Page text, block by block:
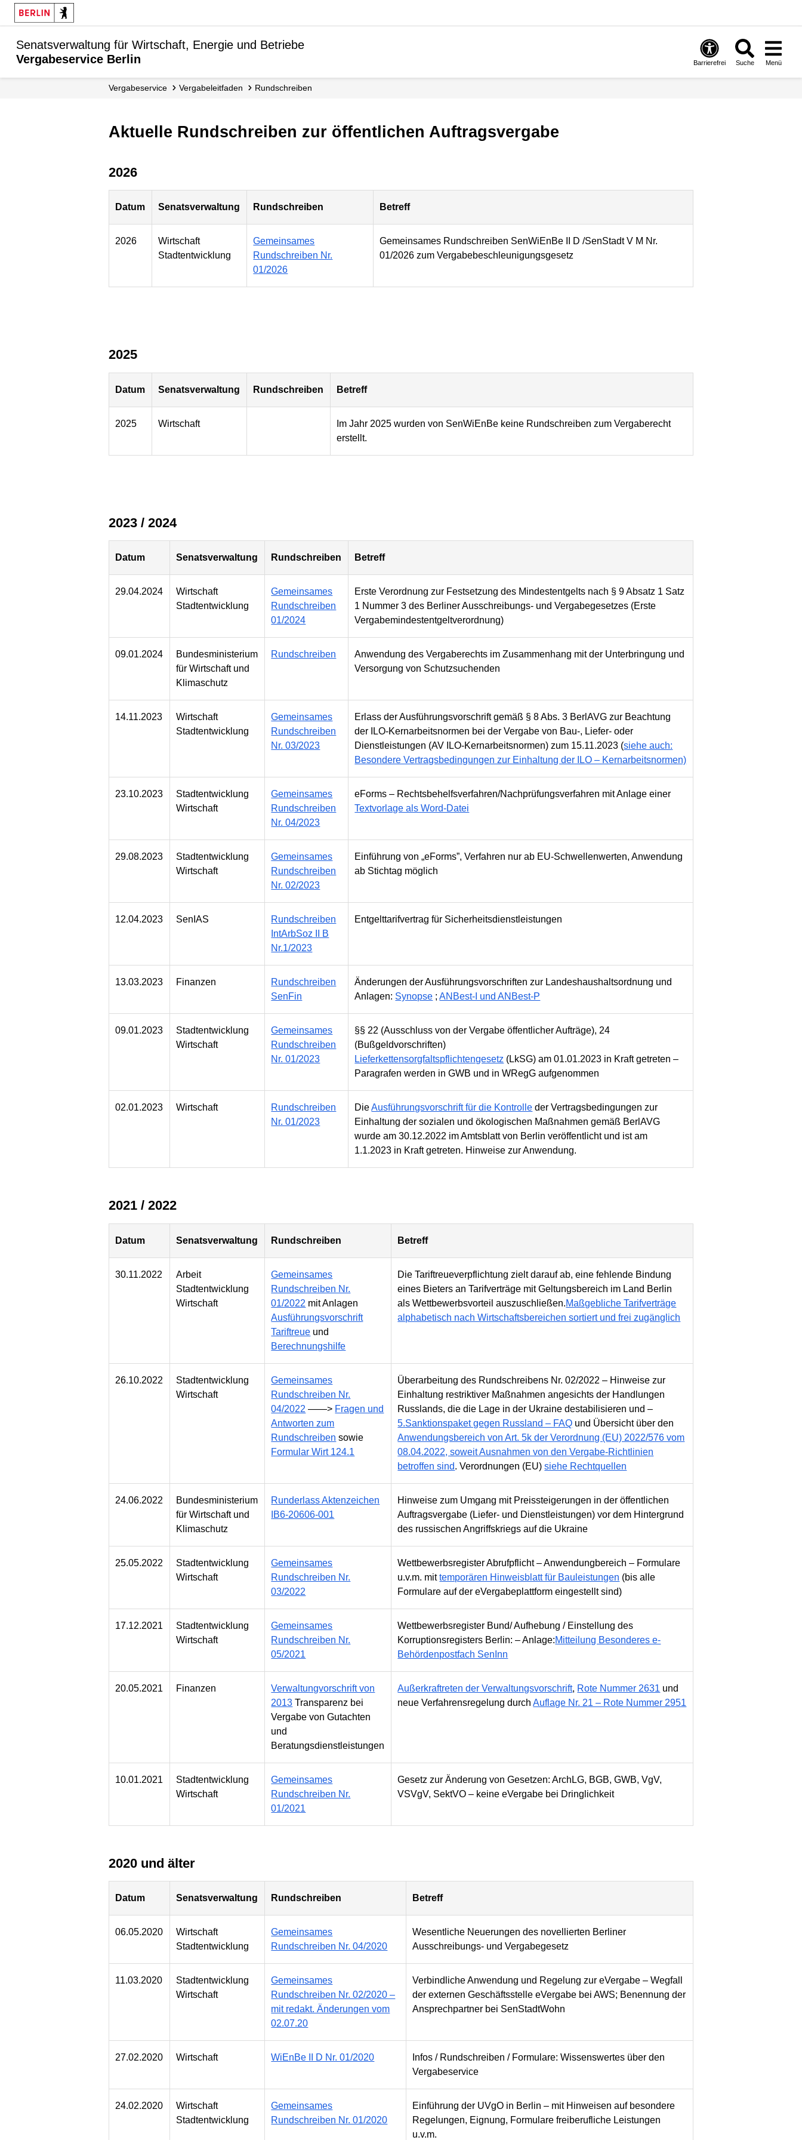
Senatsverwaltung für Wirtschaft, Energie und Betriebe
Vergabeservice Berlin
Barrierefrei Suche Menü
Vergabeservice Vergabe­leitfaden Rundschreiben
Aktuelle Rundschreiben zur öffentlichen Auftragsvergabe
2026
Datum Senatsverwaltung Rundschreiben Betreff
2026
Wirtschaft
Stadtentwicklung
Gemeinsames
Rundschreiben Nr.
01/2026
Gemeinsames Rundschreiben SenWiEnBe II D /SenStadt V M Nr.
01/2026 zum Vergabebeschleunigungsgesetz
2025
Datum Senatsverwaltung Rundschreiben Betreff
2025 Wirtschaft
Im Jahr 2025 wurden von SenWiEnBe keine Rundschreiben zum Vergaberecht
erstellt.
2023 / 2024
Datum Senatsverwaltung Rundschreiben Betreff
29.04.2024
Wirtschaft
Stadtentwicklung
Gemeinsames
Rundschreiben
01/2024
Erste Verordnung zur Festsetzung des Mindestentgelts nach § 9 Absatz 1 Satz
1 Nummer 3 des Berliner Ausschreibungs- und Vergabegesetzes (Erste
Vergabemindestentgeltverordnung)
09.01.2024
Bundesministerium
für Wirtschaft und
Klimaschutz
Rundschreiben
Anwendung des Vergaberechts im Zusammenhang mit der Unterbringung und
Versorgung von Schutzsuchenden
14.11.2023
Wirtschaft
Stadtentwicklung
Gemeinsames
Rundschreiben
Nr. 03/2023
Erlass der Ausführungsvorschrift gemäß § 8 Abs. 3 BerlAVG zur Beachtung
der ILO-Kernarbeitsnormen bei der Vergabe von Bau-, Liefer- oder
Dienstleistungen (AV ILO-Kernarbeitsnormen) zum 15.11.2023 (siehe auch:
Besondere Vertragsbedingungen zur Einhaltung der ILO – Kernarbeitsnormen)
23.10.2023
Stadtentwicklung
Wirtschaft
Gemeinsames
Rundschreiben
Nr. 04/2023
eForms – Rechtsbehelfsverfahren/Nachprüfungsverfahren mit Anlage einer
Textvorlage als Word-Datei
29.08.2023
Stadtentwicklung
Wirtschaft
Gemeinsames
Rundschreiben
Nr. 02/2023
Einführung von „eForms”, Verfahren nur ab EU-Schwellenwerten, Anwendung
ab Stichtag möglich
12.04.2023 SenIAS
Rundschreiben
IntArbSoz II B
Nr.1/2023
Entgelttarifvertrag für Sicherheitsdienstleistungen
13.03.2023 Finanzen
Rundschreiben
SenFin
Änderungen der Ausführungsvorschriften zur Landeshaushaltsordnung und
Anlagen: Synopse ;ANBest-I und ANBest-P
09.01.2023
Stadtentwicklung
Wirtschaft
Gemeinsames
Rundschreiben
Nr. 01/2023
§§ 22 (Ausschluss von der Vergabe öffentlicher Aufträge), 24
(Bußgeldvorschriften)
Lieferkettensorgfaltspflichtengesetz (LkSG) am 01.01.2023 in Kraft getreten –
Paragrafen werden in GWB und in WRegG aufgenommen
02.01.2023 Wirtschaft
Rundschreiben
Nr. 01/2023
DieAusführungsvorschrift für die Kontrolle der Vertragsbedingungen zur
Einhaltung der sozialen und ökologischen Maßnahmen gemäß BerlAVG
wurde am 30.12.2022 im Amtsblatt von Berlin veröffentlicht und ist am
1.1.2023 in Kraft getreten. Hinweise zur Anwendung.
2021 / 2022
Datum Senatsverwaltung Rundschreiben Betreff
30.11.2022
Arbeit
Stadtentwicklung
Wirtschaft
Gemeinsames
Rundschreiben Nr.
01/2022 mit Anlagen
Ausführungsvorschrift
Tariftreue und
Berechnungshilfe
Die Tariftreueverpflichtung zielt darauf ab, eine fehlende Bindung
eines Bieters an Tarifverträge mit Geltungsbereich im Land Berlin
als Wettbewerbsvorteil auszuschließen.Maßgebliche Tarifverträge
alphabetisch nach Wirtschaftsbereichen sortiert und frei zugänglich
26.10.2022
Stadtentwicklung
Wirtschaft
Gemeinsames
Rundschreiben Nr.
04/2022 ——> Fragen und
Antworten zum
Rundschreiben sowie
Formular Wirt 124.1
Überarbeitung des Rundschreibens Nr. 02/2022 – Hinweise zur
Einhaltung restriktiver Maßnahmen angesichts der Handlungen
Russlands, die die Lage in der Ukraine destabilisieren und –
5.Sanktionspaket gegen Russland – FAQ und Übersicht über den
Anwendungsbereich von Art. 5k der Verordnung (EU) 2022/576 vom
08.04.2022, soweit Ausnahmen von den Vergabe-Richtlinien
betroffen sind. Verordnungen (EU)siehe Rechtquellen
24.06.2022
Bundesministerium
für Wirtschaft und
Klimaschutz
Runderlass Aktenzeichen
IB6-20606-001
Hinweise zum Umgang mit Preissteigerungen in der öffentlichen
Auftragsvergabe (Liefer- und Dienstleistungen) vor dem Hintergrund
des russischen Angriffskriegs auf die Ukraine
25.05.2022
Stadtentwicklung
Wirtschaft
Gemeinsames
Rundschreiben Nr.
03/2022
Wettbewerbsregister Abrufpflicht – Anwendungbereich – Formulare
u.v.m. mittemporären Hinweisblatt für Bauleistungen (bis alle
Formulare auf der eVergabeplattform eingestellt sind)
17.12.2021
Stadtentwicklung
Wirtschaft
Gemeinsames
Rundschreiben Nr.
05/2021
Wettbewerbsregister Bund/ Aufhebung / Einstellung des
Korruptionsregisters Berlin: – Anlage:Mitteilung Besonderes e-
Behördenpostfach SenInn
20.05.2021 Finanzen
Verwaltungvorschrift von
2013 Transparenz bei
Vergabe von Gutachten
und
Beratungsdienstleistungen
Außerkraftreten der Verwaltungsvorschrift, Rote Nummer 2631 und
neue Verfahrensregelung durchAuflage Nr. 21 – Rote Nummer 2951
10.01.2021
Stadtentwicklung
Wirtschaft
Gemeinsames
Rundschreiben Nr.
01/2021
Gesetz zur Änderung von Gesetzen: ArchLG, BGB, GWB, VgV,
VSVgV, SektVO – keine eVergabe bei Dringlichkeit
2020 und älter
Datum Senatsverwaltung Rundschreiben Betreff
06.05.2020
Wirtschaft
Stadtentwicklung
Gemeinsames
Rundschreiben Nr. 04/2020
Wesentliche Neuerungen des novellierten Berliner
Ausschreibungs- und Vergabegesetz
11.03.2020
Stadtentwicklung
Wirtschaft
Gemeinsames
Rundschreiben Nr. 02/2020 –
mit redakt. Änderungen vom
02.07.20
Verbindliche Anwendung und Regelung zur eVergabe – Wegfall
der externen Geschäftsstelle eVergabe bei AWS; Benennung der
Ansprechpartner bei SenStadtWohn
27.02.2020 Wirtschaft WiEnBe II D Nr. 01/2020
Infos / Rundschreiben / Formulare: Wissenswertes über den
Vergabeservice
24.02.2020
Wirtschaft
Stadtentwicklung
Gemeinsames
Rundschreiben Nr. 01/2020
Einführung der UVgO in Berlin – mit Hinweisen auf besondere
Regelungen, Eignung, Formulare freiberufliche Leistungen
u.v.m.